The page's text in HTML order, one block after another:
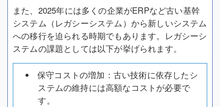
また、2025年には多くの企業がERPなど古い基幹
システム（レガシーシステム）から新しいシステム
への移行を迫られる時期でもあります。レガシーシ
ステムの課題としては以下が挙げられます。
保守コストの増加：古い技術に依存したシ
ステムの維持には高額なコストが必要で
す。